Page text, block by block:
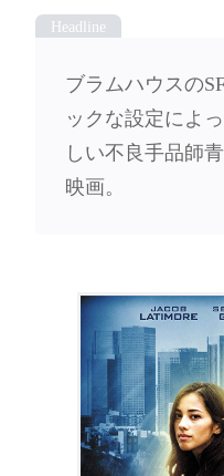
ブラムハウスの
ックな設定によ
しい不良手品師
映画。